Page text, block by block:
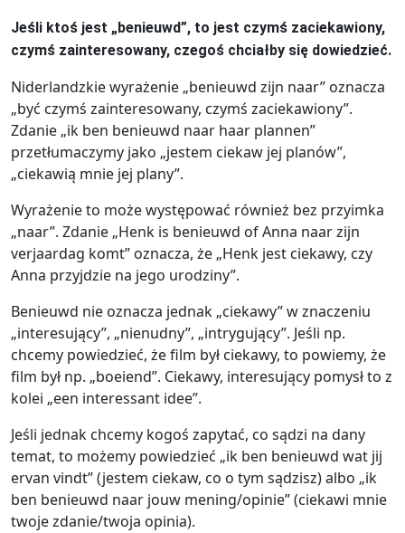
Jeśli ktoś jest „benieuwd”, to jest czymś zaciekawiony,
czymś zainteresowany, czegoś chciałby się dowiedzieć.
Niderlandzkie wyrażenie „benieuwd zijn naar” oznacza
„być czymś zainteresowany, czymś zaciekawiony”.
Zdanie „ik ben benieuwd naar haar plannen”
przetłumaczymy jako „jestem ciekaw jej planów”,
„ciekawią mnie jej plany”.
Wyrażenie to może występować również bez przyimka
„naar”. Zdanie „Henk is benieuwd of Anna naar zijn
verjaardag komt” oznacza, że „Henk jest ciekawy, czy
Anna przyjdzie na jego urodziny”.
Benieuwd nie oznacza jednak „ciekawy” w znaczeniu
„interesujący”, „nienudny”, „intrygujący”. Jeśli np.
chcemy powiedzieć, że film był ciekawy, to powiemy, że
film był np. „boeiend”. Ciekawy, interesujący pomysł to z
kolei „een interessant idee”.
Jeśli jednak chcemy kogoś zapytać, co sądzi na dany
temat, to możemy powiedzieć „ik ben benieuwd wat jij
ervan vindt” (jestem ciekaw, co o tym sądzisz) albo „ik
ben benieuwd naar jouw mening/opinie” (ciekawi mnie
twoje zdanie/twoja opinia).